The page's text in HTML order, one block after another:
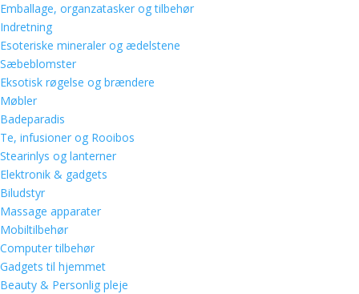
Emballage, organzatasker og tilbehør
Indretning
Esoteriske mineraler og ædelstene
Sæbeblomster
Eksotisk røgelse og brændere
Møbler
Badeparadis
Te, infusioner og Rooibos
Stearinlys og lanterner
Elektronik & gadgets
Biludstyr
Massage apparater
Mobiltilbehør
Computer tilbehør
Gadgets til hjemmet
Beauty & Personlig pleje